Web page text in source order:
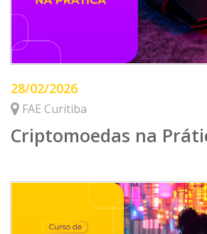
28/02/2026
FAE Curitiba
Criptomoedas na